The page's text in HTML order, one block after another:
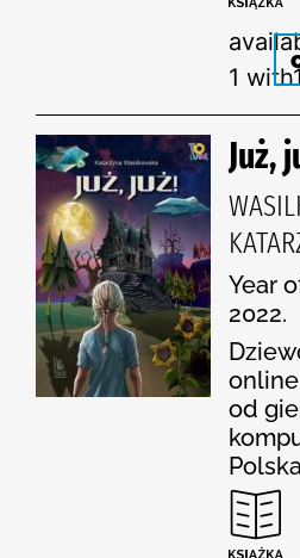
1
Już,
Year
2022.
od